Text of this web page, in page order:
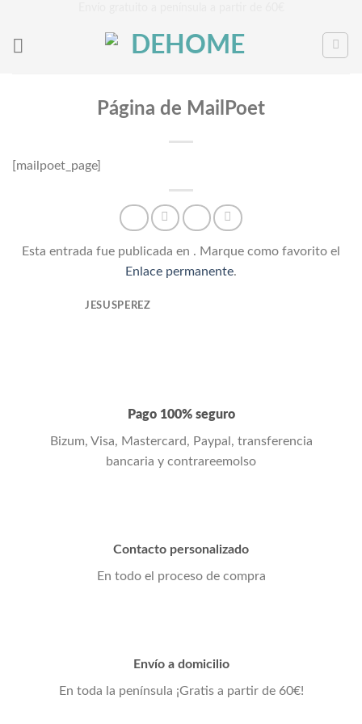
contenido
Página de MailPoet
[mailpoet_page]
Esta entrada fue publicada en . Marque como favorito el
Enlace permanente.
JESUSPEREZ
Pago 100% seguro
Bizum, Visa, Mastercard, Paypal, transferencia
bancaria y contrareemolso
Contacto personalizado
En todo el proceso de compra
Envío a domicilio
En toda la península ¡Gratis a partir de 60€!